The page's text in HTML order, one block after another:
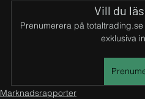
Vill du
Prenumerera på
exklusiva
Marknadsrapporter